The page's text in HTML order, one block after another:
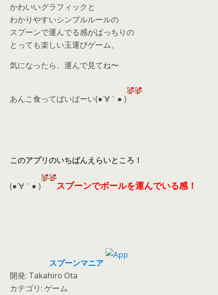
かわいいグラフィックと
わかりやすいシンプルルールの
スプーンで運んでる感がばっちりの
とっても楽しい玉運びゲーム。
気になったら、運んで見てね〜
あんこ食ってばいばーい(●´∀｀● )
このアプリのいちばんえらいところ！
(●´∀｀● ) スプーンでボールを運んでいる感！
スプーンマニア
開発: Takahiro Ota
カテゴリ: ゲーム